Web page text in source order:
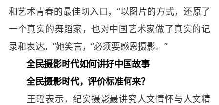
和艺术青春的最佳切入口，“以图片的方式，还原了
一个真实的舞蹈家，也对中国艺术家做了真实的记
录和表达。”她笑言，“必须要感恩摄影。”
全民摄影时代如何讲好中国故事
全民摄影时代，评价标准何来？
王瑶表示，纪实摄影最讲究人文情怀与人文精